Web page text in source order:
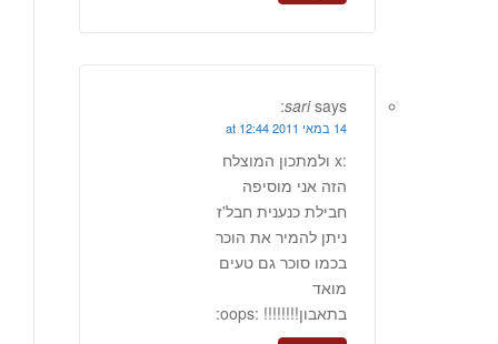
sari says:
14 במאי 2011 at 12:44
:x ולמתכון המוצלח
הזה אני מוסיפה
חבילת כנענית חבל'ז
ניתן להמיר את הוכר
בכמו סוכר גם טעים
מואד
בתאבון!!!!!!!! :oops: